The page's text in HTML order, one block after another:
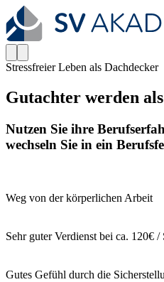
Stressfreier Leben als Dachdecker
Gutachter werden
Nutzen Sie ihre
wechseln Sie in ein
Weg von der körperlichen Arbeit
Sehr guter Verdienst bei ca. 120€ /
Gutes Gefühl durch die